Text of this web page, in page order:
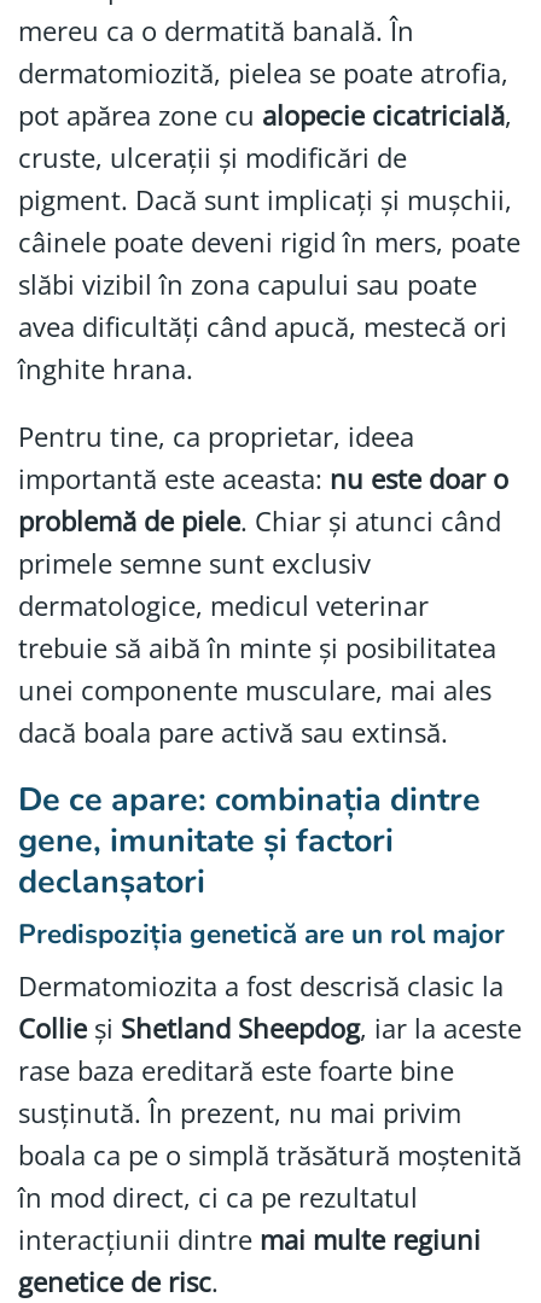
mereu ca o dermatită banală. În
dermatomiozită, pielea se poate atrofia,
pot apărea zone cu alopecie cicatricială,
cruste, ulcerații și modificări de
pigment. Dacă sunt implicați și mușchii,
câinele poate deveni rigid în mers, poate
slăbi vizibil în zona capului sau poate
avea dificultăți când apucă, mestecă ori
înghite hrana.
Pentru tine, ca proprietar, ideea
importantă este aceasta: nu este doar o
problemă de piele. Chiar și atunci când
primele semne sunt exclusiv
dermatologice, medicul veterinar
trebuie să aibă în minte și posibilitatea
unei componente musculare, mai ales
dacă boala pare activă sau extinsă.
De ce apare: combinația dintre
gene, imunitate și factori
declanșatori
Predispoziția genetică are un rol major
Dermatomiozita a fost descrisă clasic la
Collieși Shetland Sheepdog, iar la aceste
rase baza ereditară este foarte bine
susținută. În prezent, nu mai privim
boala ca pe o simplă trăsătură moștenită
în mod direct, ci ca pe rezultatul
interacțiunii dintre mai multe regiuni
genetice de risc.